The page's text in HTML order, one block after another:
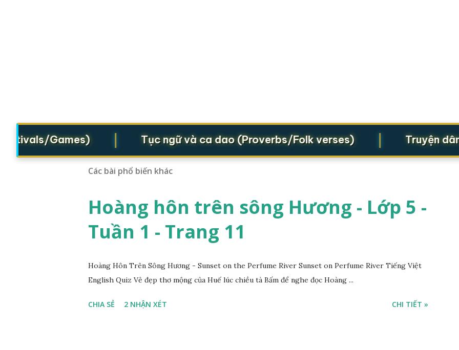
Games) Tục ngữ và ca dao (Proverbs/Folk verses) Truyện dân
Các bài phổ biến khác
Hoàng hôn trên sông Hương - Lớp 5 -
Tuần 1 - Trang 11
Hoàng Hôn Trên Sông Hương - Sunset on the Perfume River Sunset on Perfume River Tiếng Việt
English Quiz Vẻ đẹp thơ mộng của Huế lúc chiều tà Bấm để nghe đọc Hoàng ...
CHIA SẺ 2 NHẬN XÉT CHI TIẾT »